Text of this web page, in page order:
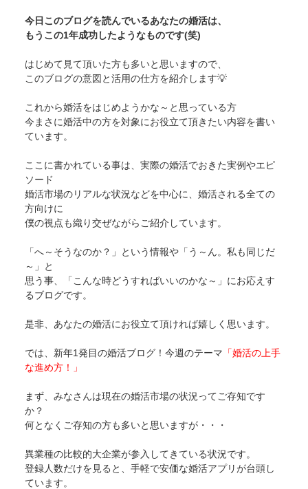
今日このブログを読んでいるあなたの婚活は、
もうこの1年成功したようなものです(笑)
はじめて見て頂いた方も多いと思いますので、
このブログの意図と活用の仕方を紹介します💡
これから婚活をはじめようかな～と思っている方
今まさに婚活中の方を対象にお役立て頂きたい内容を書い
ています。
ここに書かれている事は、実際の婚活でおきた実例やエピ
ソード
婚活市場のリアルな状況などを中心に、婚活される全ての
方向けに
僕の視点も織り交ぜながらご紹介しています。
「へ～そうなのか？」という情報や「う～ん。私も同じだ
～」と
思う事、「こんな時どうすればいいのかな～」にお応えす
るブログです。
是非、あなたの婚活にお役立て頂ければ嬉しく思います。
では、新年1発目の婚活ブログ！今週のテーマ 「婚活の上手
な進め方！」
まず、みなさんは現在の婚活市場の状況ってご存知です
か？
何となくご存知の方も多いと思いますが・・・
異業種の比較的大企業が参入してきている状況です。
登録人数だけを見ると、手軽で安価な婚活アプリが台頭し
ています。